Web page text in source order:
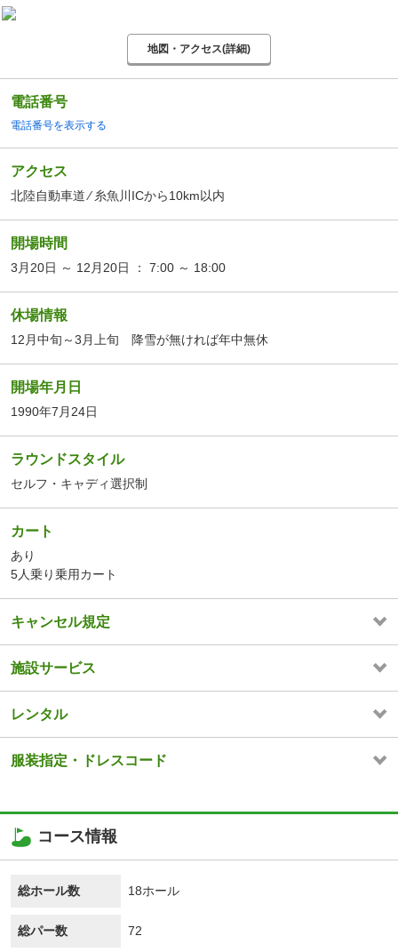
地図・アクセス(詳細)
電話番号
電話番号を表示する
アクセス
北陸自動車道 ⁄ 糸魚川ICから10km以内
開場時間
3月20日 ～ 12月20日 ： 7:00 ～ 18:00
休場情報
12月中旬～3月上旬 降雪が無ければ年中無休
開場年月日
1990年7月24日
ラウンドスタイル
セルフ・キャディ選択制
カート
あり
5人乗り乗用カート
キャンセル規定
施設サービス
レンタル
服装指定・ドレスコード
コース情報
総ホール数 18ホール
総パー数 72